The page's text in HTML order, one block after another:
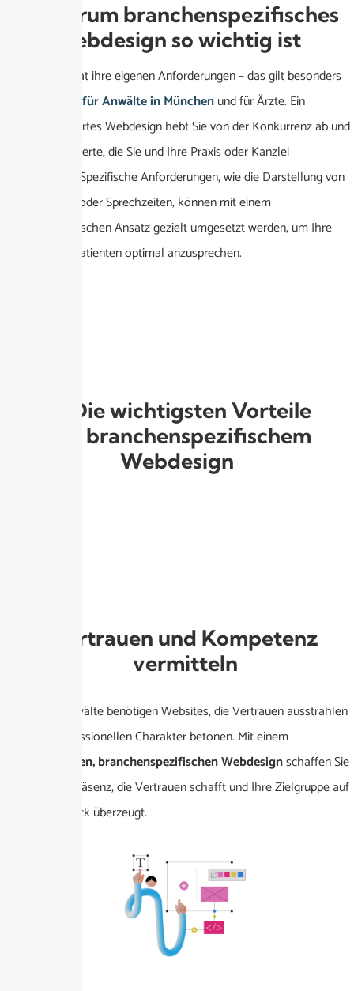
Warum branchenspezifisches
Webdesign so wichtig ist
Jede Branche hat ihre eigenen Anforderungen – das gilt besonders
Webdesign für Anwälte in Münchenund für Ärzte. Ein
maßgeschneidertes Webdesign hebt Sie von der Konkurrenz ab und
vermittelt die Werte, die Sie und Ihre Praxis oder Kanzlei
repräsentieren. Spezifische Anforderungen, wie die Darstellung von
Fachbereichen oder Sprechzeiten, können mit einem
branchenspezifischen Ansatz gezielt umgesetzt werden, um Ihre
Klienten oder Patienten optimal anzusprechen.
Die wichtigsten Vorteile
von branchenspezifischem
Webdesign
Vertrauen und Kompetenz
vermitteln
Ärzte und Anwälte benötigen Websites, die Vertrauen ausstrahlen
und den professionellen Charakter betonen. Mit einem
professionellen, branchenspezifischen Webdesignschaffen Sie
eine Online-Präsenz, die Vertrauen schafft und Ihre Zielgruppe auf
den ersten Blick überzeugt.